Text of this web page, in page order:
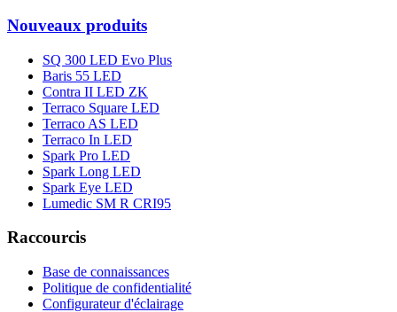
Nouveaux produits
SQ 300 LED Evo Plus
Baris 55 LED
Contra II LED ZK
Terraco Square LED
Terraco AS LED
Terraco In LED
Spark Pro LED
Spark Long LED
Spark Eye LED
Lumedic SM R CRI95
Raccourcis
Base de connaissances
Politique de confidentialité
Configurateur d'éclairage